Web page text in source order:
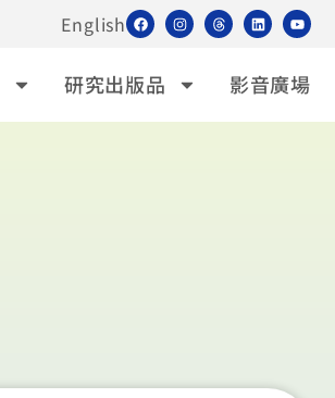
English
研究出版品 影音廣場